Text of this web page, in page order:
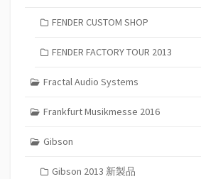
FENDER CUSTOM SHOP
FENDER FACTORY TOUR 2013
Fractal Audio Systems
Frankfurt Musikmesse 2016
Gibson
Gibson 2013 新製品